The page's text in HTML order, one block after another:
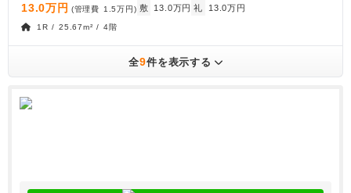
13.0万円 (管理費 1.5万円) 敷 13.0万円 礼 13.0万円
1R / 25.67m² / 4階
全9件を表示する